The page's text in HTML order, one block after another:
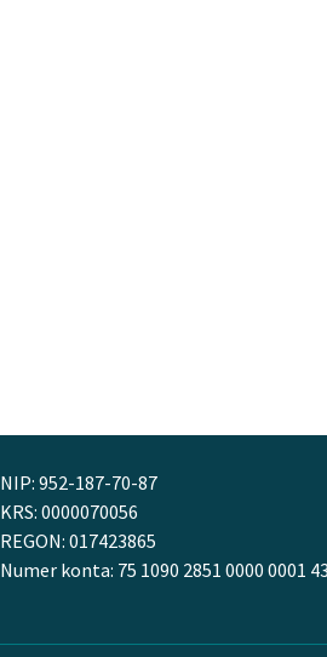
NIP: 952-187-70-87
KRS: 0000070056
REGON: 017423865
Numer konta: 75 1090 2851 0000 0001